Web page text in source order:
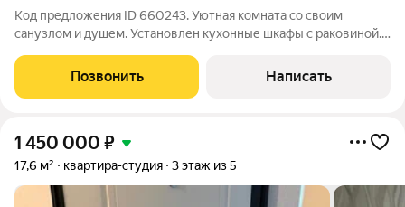
Код предложения ID 660243. Уютная комната со своим
санузлом и душем. Установлен кухонные шкафы с раковиной.
установлено пластиковое окно, стены оклеены обоями в
светлых тонах, на полу -
Позвонить Написать
1 450 000 ₽
17,6 м² квартира-студия 3 этаж из 5